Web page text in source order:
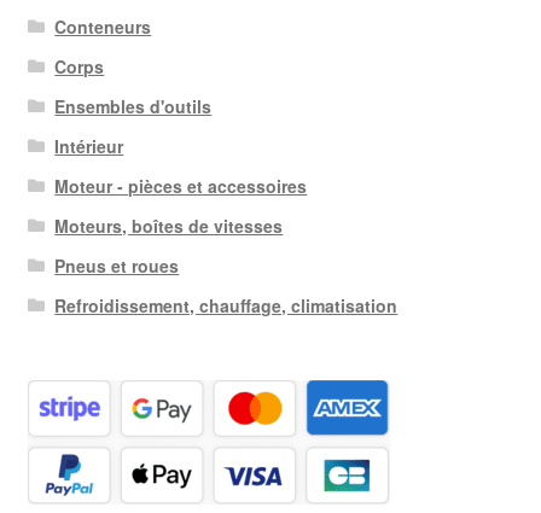
Conteneurs
Corps
Ensembles d'outils
Intérieur
Moteur - pièces et accessoires
Moteurs, boîtes de vitesses
Pneus et roues
Refroidissement, chauffage, climatisation